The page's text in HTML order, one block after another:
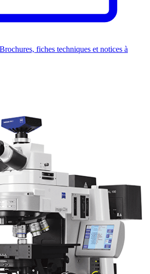
Brochures, fiches techniques et notices à